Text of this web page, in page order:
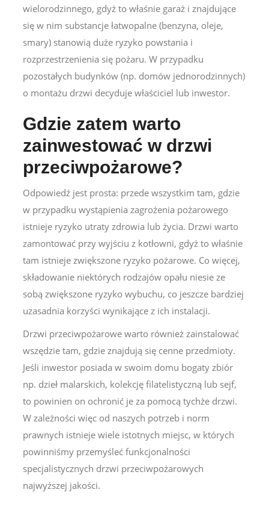
wielorodzinnego, gdyż to właśnie garaż i znajdujące
się w nim substancje łatwopalne (benzyna, oleje,
smary) stanowią duże ryzyko powstania i
rozprzestrzenienia się pożaru. W przypadku
pozostałych budynków (np. domów jednorodzinnych)
o montażu drzwi decyduje właściciel lub inwestor.
Gdzie zatem warto
zainwestować w drzwi
przeciwpożarowe?
Odpowiedź jest prosta: przede wszystkim tam, gdzie
w przypadku wystąpienia zagrożenia pożarowego
istnieje ryzyko utraty zdrowia lub życia. Drzwi warto
zamontować przy wyjściu z kotłowni, gdyż to właśnie
tam istnieje zwiększone ryzyko pożarowe. Co więcej,
składowanie niektórych rodzajów opału niesie ze
sobą zwiększone ryzyko wybuchu, co jeszcze bardziej
uzasadnia korzyści wynikające z ich instalacji.
Drzwi przeciwpożarowe warto również zainstalować
wszędzie tam, gdzie znajdują się cenne przedmioty.
Jeśli inwestor posiada w swoim domu bogaty zbiór
np. dzieł malarskich, kolekcję filatelistyczną lub sejf,
to powinien on ochronić je za pomocą tychże drzwi.
W zależności więc od naszych potrzeb i norm
prawnych istnieje wiele istotnych miejsc, w których
powinniśmy przemyśleć funkcjonalności
specjalistycznych drzwi przeciwpożarowych
najwyższej jakości.